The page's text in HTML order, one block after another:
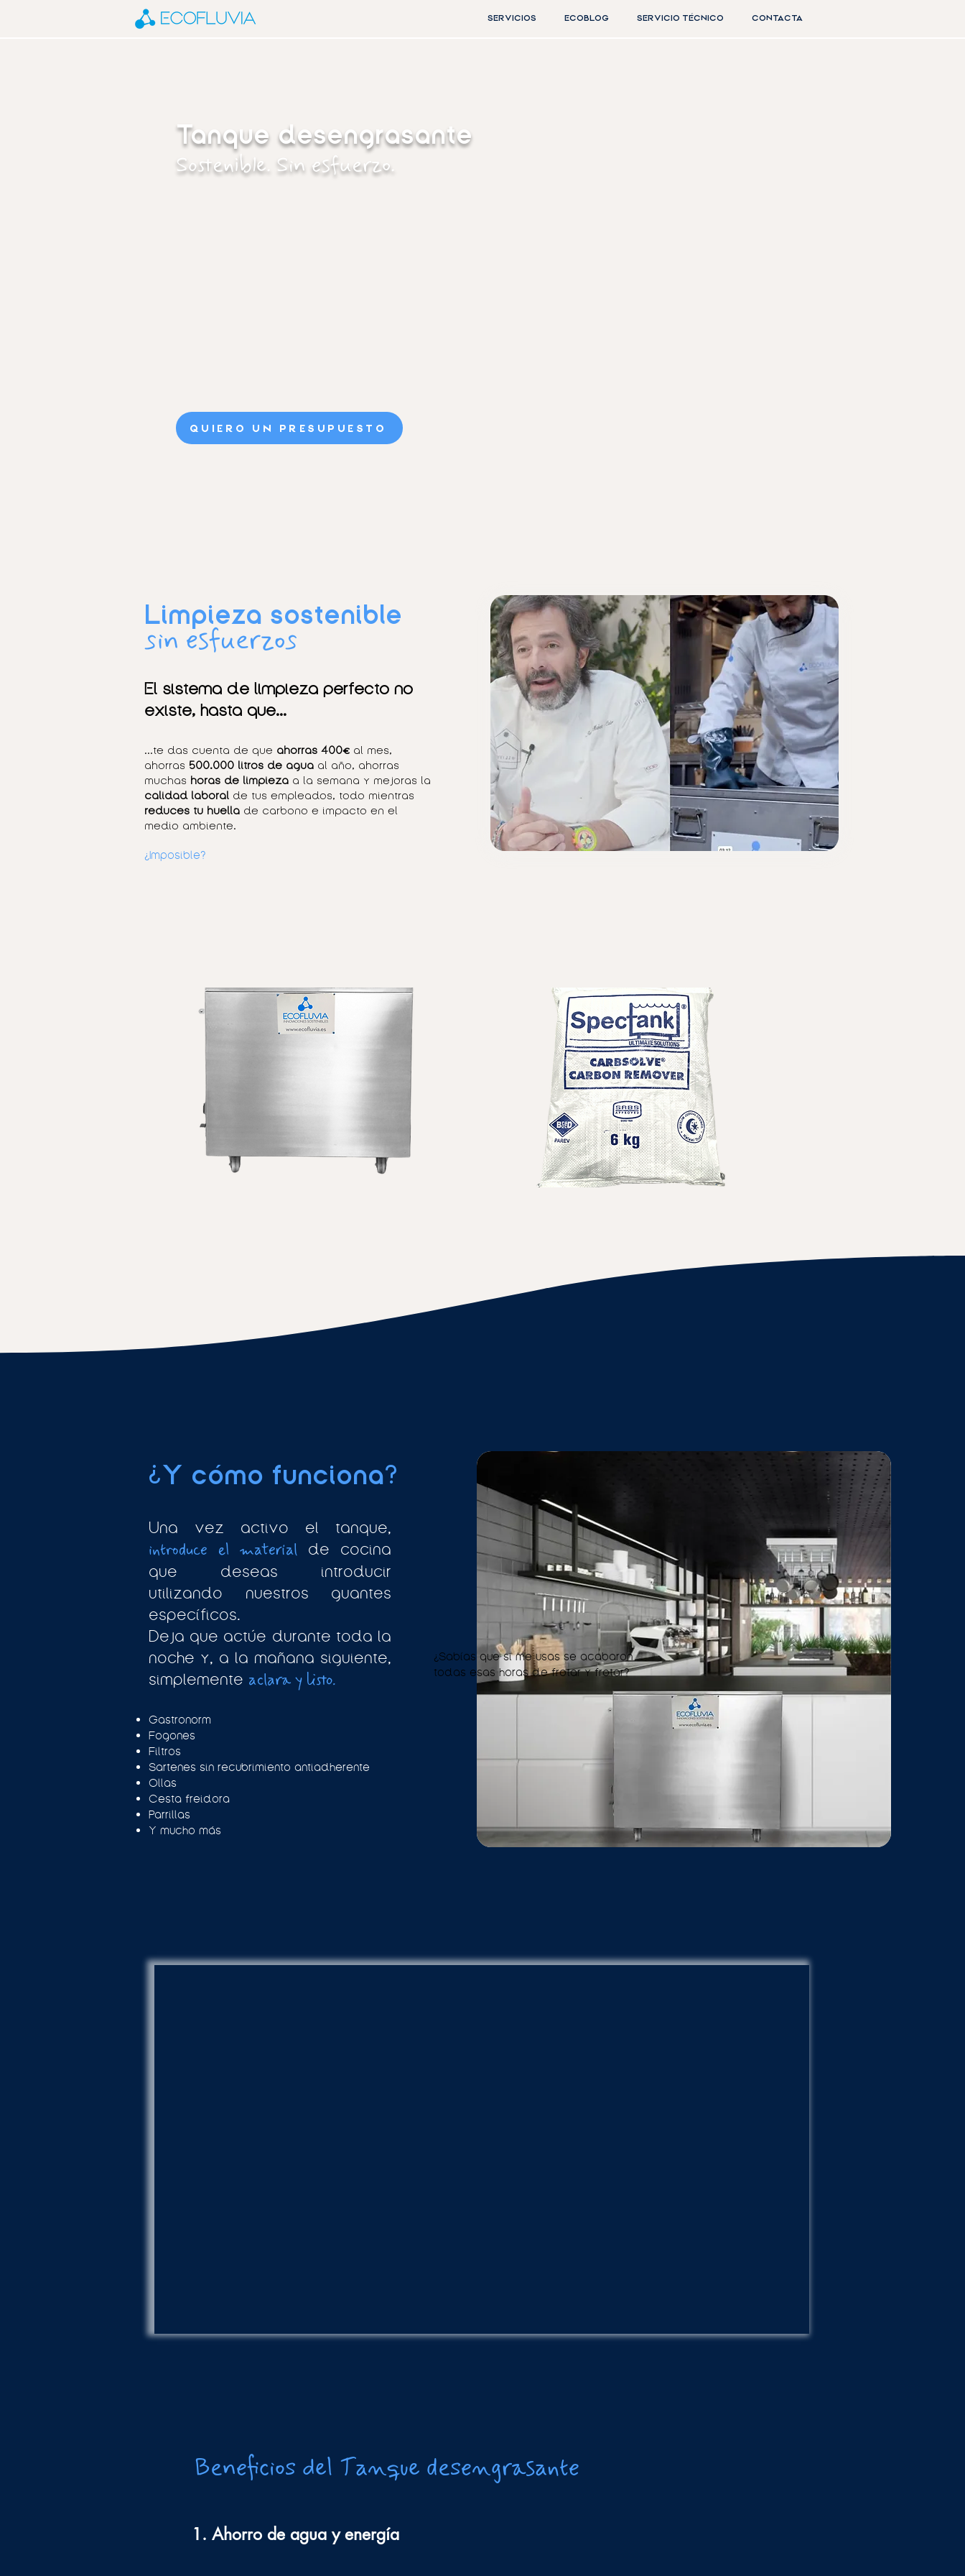
SERVICIOS ECOBLOG SERVICIO TÉCNICO CONTACTA
Tanque desengrasante
Sostenible. Sin esfuerzo.
QUIERO UN PRESUPUESTO
Limpieza sostenible
sin esfuerzos
El sistema de limpieza perfecto no
existe, hasta que...
...te das cuenta de que ahorras 400€ al mes,
ahorras 500.000 litros de agua al año, ahorras
muchas horas de limpieza a la semana y mejoras la
calidad laboral de tus empleados, todo mientras
reduces tu huella de carbono e impacto en el
medio ambiente.
¿Imposible?
¿Y cómo funciona?
Una vez activo el tanque,
introduce el material de cocina
que deseas introducir
utilizando nuestros guantes
específicos.
Deja que actúe durante toda la
noche y, a la mañana siguiente,
simplemente aclara y listo.
Gastronorm
Fogones
Filtros
Sartenes sin recubrimiento antiadherente
Ollas
Cesta freidora
Parrillas
Y mucho más
¿Sabías que si me usas se acabaron
todas esas horas de frotar y frotar?
Beneficios del Tanque desengrasante
1. Ahorro de agua y energía